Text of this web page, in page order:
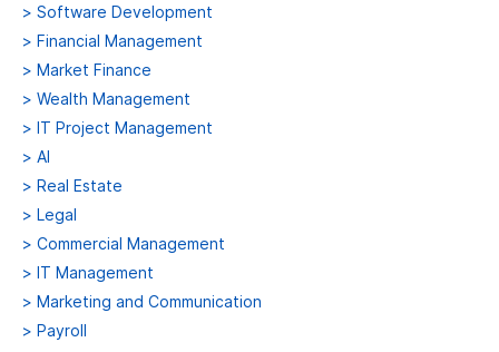
> Software Development
> Financial Management
> Market Finance
> Wealth Management
> IT Project Management
> AI
> Real Estate
> Legal
> Commercial Management
> IT Management
> Marketing and Communication
> Payroll